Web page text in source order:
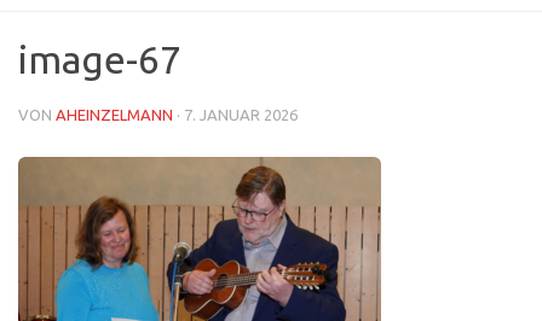
image-67
VON AHEINZELMANN · 7. JANUAR 2026